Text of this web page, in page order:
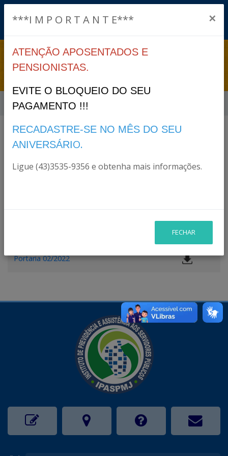
PORTARIAS 2022
Início Portarias 2022
Arquivos
Portaria 02/2022
***I M P O R T A N T E*** ×
ATENÇÃO APOSENTADOS E
PENSIONISTAS.
EVITE O BLOQUEIO DO SEU
PAGAMENTO !!!
RECADASTRE-SE NO MÊS DO SEU
ANIVERSÁRIO.
Ligue (43)3535-9356 e obtenha mais informações.
FECHAR